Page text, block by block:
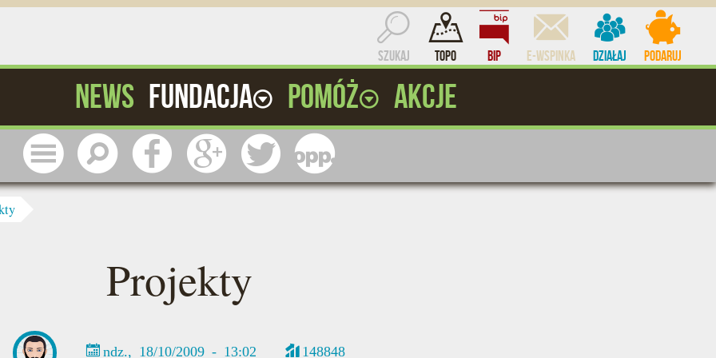
Szukaj Topo BIP e-WSPINKA Działaj Podaruj
News Fundacja Pomóż Akcje
Menu Szukaj Facebook Google Twitter
Projekty
ndz., 18/10/2009 - 13:02 148848